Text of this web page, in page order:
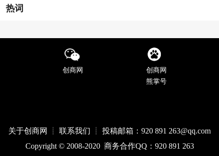
热词
创商网
创商网
熊掌号
关于创商网 ┊ 联系我们 ┊ 投稿邮箱：920 891 263@qq.com
Copyright © 2008-2020 商务合作QQ：920 891 263